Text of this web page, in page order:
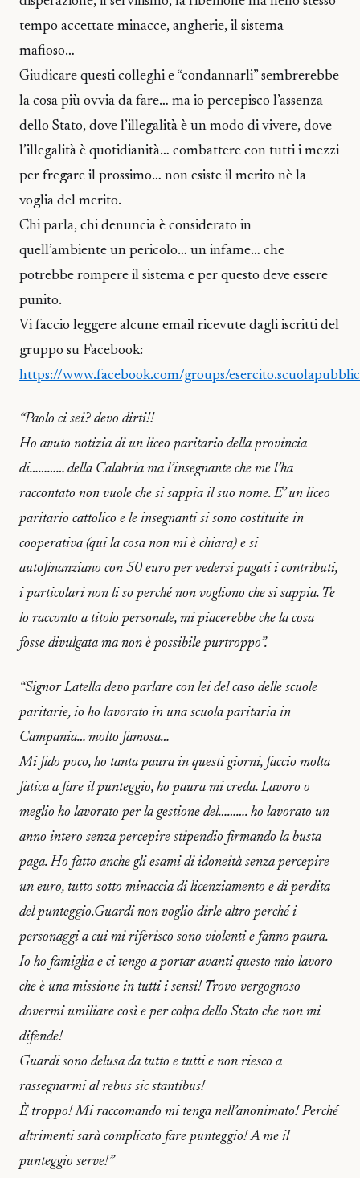
tempo accettate minacce, angherie, il sistema
mafioso…
Giudicare questi colleghi e “condannarli” sembrerebbe
la cosa più ovvia da fare… ma io percepisco l’assenza
dello Stato, dove l’illegalità è un modo di vivere, dove
l’illegalità è quotidianità… combattere con tutti i mezzi
per fregare il prossimo… non esiste il merito nè la
voglia del merito.
Chi parla, chi denuncia è considerato in
quell’ambiente un pericolo… un infame… che
potrebbe rompere il sistema e per questo deve essere
punito.
Vi faccio leggere alcune email ricevute dagli iscritti del
gruppo su Facebook:
https://www.facebook.com/groups/
“Paolo ci sei? devo dirti!!
Ho avuto notizia di un liceo paritario della provincia
di………… della Calabria ma l’insegnante che me l’ha
raccontato non vuole che si sappia il suo nome. E’ un liceo
paritario cattolico e le insegnanti si sono costituite in
cooperativa (qui la cosa non mi è chiara) e si
autofinanziano con 50 euro per vedersi pagati i contributi,
i particolari non li so perché non vogliono che si sappia. Te
lo racconto a titolo personale, mi piacerebbe che la cosa
fosse divulgata ma non è possibile purtroppo”.
“Signor Latella devo parlare con lei del caso delle scuole
paritarie, io ho lavorato in una scuola paritaria in
Campania… molto famosa…
Mi fido poco, ho tanta paura in questi giorni, faccio molta
fatica a fare il punteggio, ho paura mi creda. Lavoro o
meglio ho lavorato per la gestione del………. ho lavorato un
anno intero senza percepire stipendio firmando la busta
paga. Ho fatto anche gli esami di idoneità senza percepire
un euro, tutto sotto minaccia di licenziamento e di perdita
del punteggio.Guardi non voglio dirle altro perché i
personaggi a cui mi riferisco sono violenti e fanno paura.
Io ho famiglia e ci tengo a portar avanti questo mio lavoro
che è una missione in tutti i sensi! Trovo vergognoso
dovermi umiliare così e per colpa dello Stato che non mi
difende!
Guardi sono delusa da tutto e tutti e non riesco a
rassegnarmi al rebus sic stantibus!
È troppo! Mi raccomando mi tenga nell’anonimato! Perché
altrimenti sarà complicato fare punteggio! A me il
punteggio serve!”